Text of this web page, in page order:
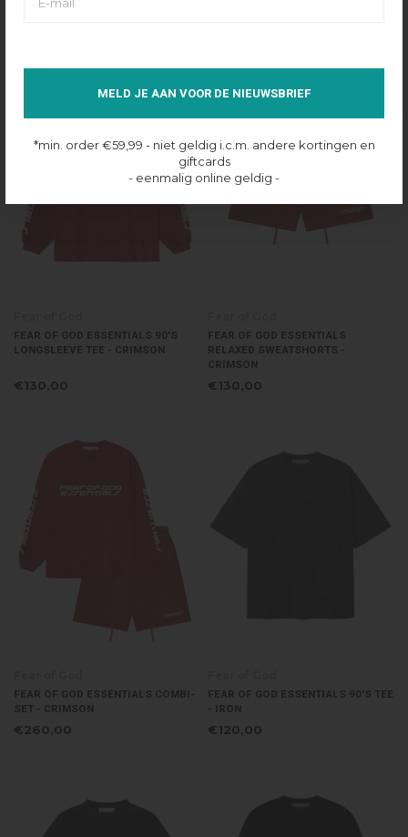
CREWNECK TEE - MARINE
FEAR OF GOD ESSENTIALS 90'S
LONGSLEEVE TEE - CRIMSON
€130,00
FEAR OF GOD ESSENTIALS
RELAXED SWEATSHORTS -
CRIMSON
€130,00
FEAR OF GOD ESSENTIALS COMBI-
SET - CRIMSON
€260,00
FEAR OF GOD ESSENTIALS 90'S TEE
- IRON
€120,00
MELD JE AAN VOOR DE NIEUWSBRIEF
*min. order €59,99 - niet geldig i.c.m. andere kortingen en
giftcards
- eenmalig online geldig -